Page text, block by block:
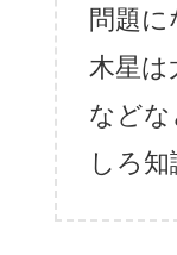
問題に
木星は
などな
しろ知